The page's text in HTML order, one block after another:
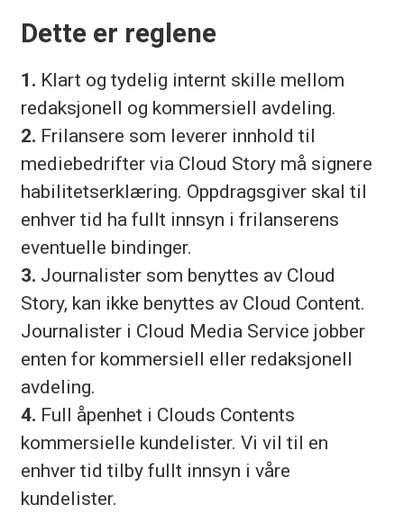
Dette er reglene
1. Klart og tydelig internt skille mellom
redaksjonell og kommersiell avdeling.
2. Frilansere som leverer innhold til
mediebedrifter via Cloud Story må signere
habilitetserklæring. Oppdragsgiver skal til
enhver tid ha fullt innsyn i frilanserens
eventuelle bindinger.
3. Journalister som benyttes av Cloud
Story, kan ikke benyttes av Cloud Content.
Journalister i Cloud Media Service jobber
enten for kommersiell eller redaksjonell
avdeling.
4. Full åpenhet i Clouds Contents
kommersielle kundelister. Vi vil til en
enhver tid tilby fullt innsyn i våre
kundelister.